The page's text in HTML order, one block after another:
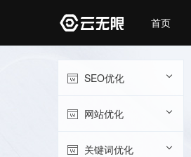
首页
SEO优化
网站优化
关键词优化